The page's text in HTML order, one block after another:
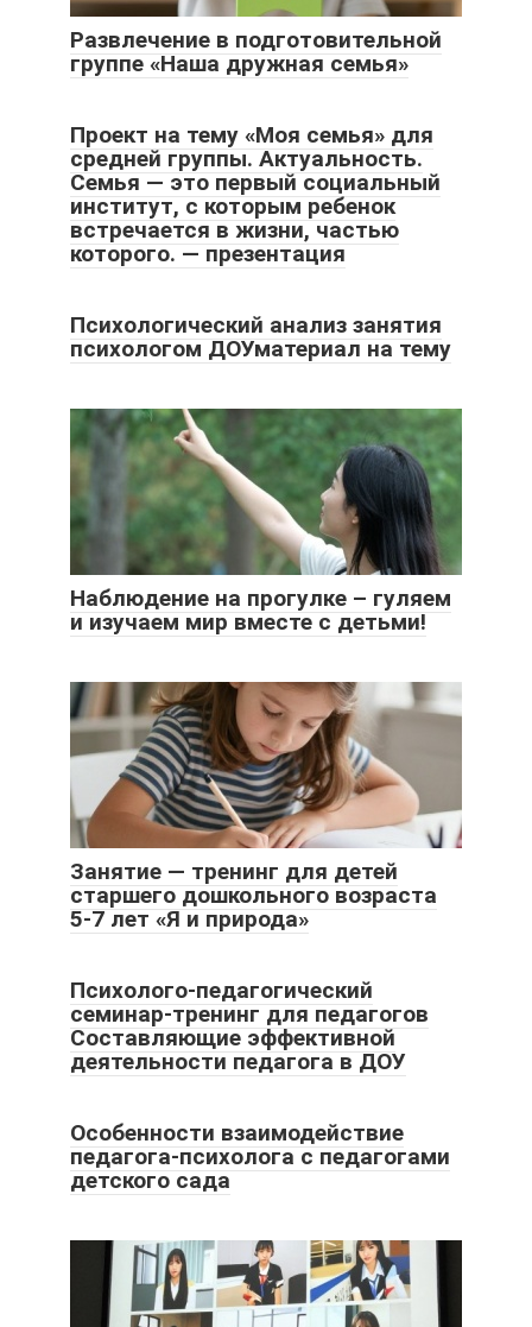
Развлечение в подготовительной
группе «Наша дружная семья»
Проект на тему «Моя семья» для
средней группы. Актуальность.
Семья — это первый социальный
институт, с которым ребенок
встречается в жизни, частью
которого. — презентация
Психологический анализ занятия
психологом ДОУматериал на тему
Наблюдение на прогулке – гуляем
и изучаем мир вместе с детьми!
Занятие — тренинг для детей
старшего дошкольного возраста
5-7 лет «Я и природа»
Психолого-педагогический
семинар-тренинг для педагогов
Составляющие эффективной
деятельности педагога в ДОУ
Особенности взаимодействие
педагога-психолога с педагогами
детского сада